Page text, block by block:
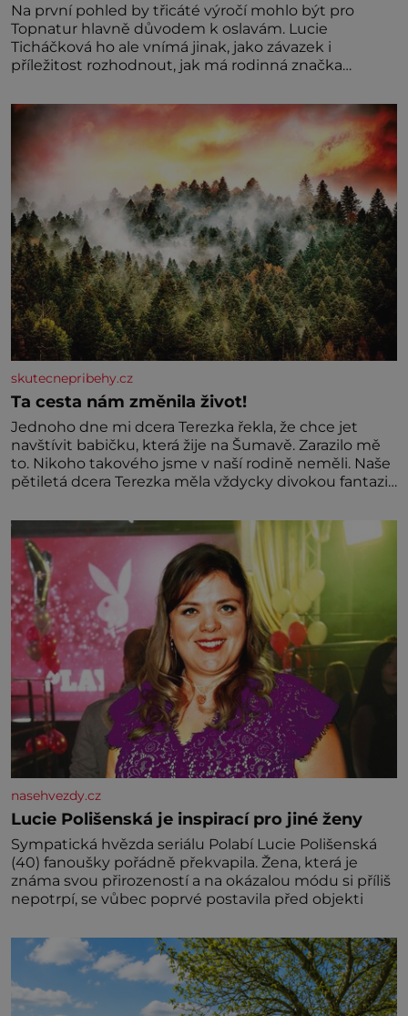
Na první pohled by třicáté výročí mohlo být pro
Topnatur hlavně důvodem k oslavám. Lucie
Ticháčková ho ale vnímá jinak, jako závazek i
příležitost rozhodnout, jak má rodinná značka
skutecnepribehy.cz
Ta cesta nám změnila život!
Jednoho dne mi dcera Terezka řekla, že chce jet
navštívit babičku, která žije na Šumavě. Zarazilo mě
to. Nikoho takového jsme v naší rodině neměli. Naše
pětiletá dcera Terezka měla vždycky divokou fantazii.
mi říkala, že se jí zdálo o jednorožcích, krásných
princeznách, statečných rytířích a létajících dracích.
nasehvezdy.cz
Lucie Polišenská je inspirací pro jiné ženy
Sympatická hvězda seriálu Polabí Lucie Polišenská
(40) fanoušky pořádně překvapila. Žena, která je
známa svou přirozeností a na okázalou módu si příliš
nepotrpí, se vůbec poprvé postavila před objekti